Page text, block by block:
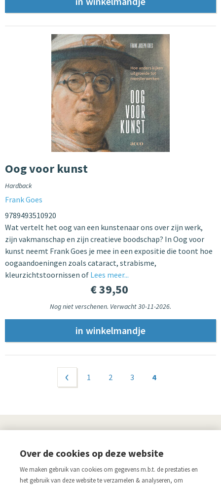
Oog voor kunst
Hardback
Frank Goes
9789493510920
Wat vertelt het oog van een kunstenaar ons over zijn werk,
zijn vakmanschap en zijn creatieve boodschap? In Oog voor
kunst neemt Frank Goes je mee in een expositie die toont hoe
oogaandoeningen zoals cataract, strabisme,
kleurzichtstoornissen of Lees meer...
€ 39,50
Nog niet verschenen. Verwacht 30-11-2026.
Pagina's‹ vorige 1 2 3 4
Links
Aanmelden nieuwsbrief Pers
Over de cookies op deze website
We maken gebruik van cookies om gegevens m.b.t. de prestaties en
het gebruik van deze website te verzamelen & analyseren, om